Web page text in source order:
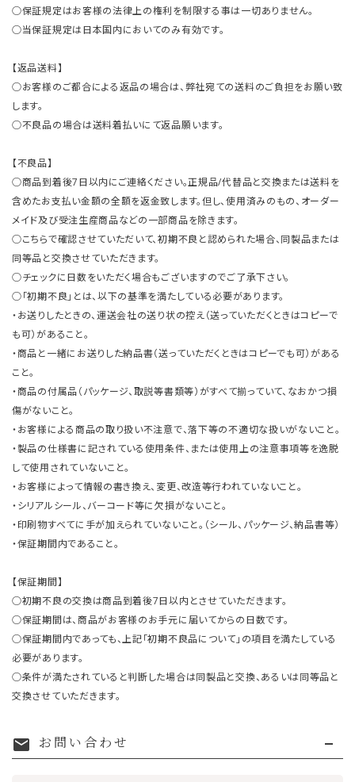
○保証規定はお客様の法律上の権利を制限する事は一切ありません。
○当保証規定は日本国内においてのみ有効です。
【返品送料】
○お客様のご都合による返品の場合は、弊社宛ての送料のご負担をお願い致
します。
○不良品の場合は送料着払いにて返品願います。
【不良品】
○商品到着後7日以内にご連絡ください。正規品/代替品と交換または送料を
含めたお支払い金額の全額を返金致します。但し、使用済みのもの、オーダー
メイド及び受注生産商品などの一部商品を除きます。
○こちらで確認させていただいて、初期不良と認められた場合、同製品または
同等品と交換させていただきます。
○チェックに日数をいただく場合もございますのでご了承下さい。
○「初期不良」とは、以下の基準を満たしている必要があります。
・お送りしたときの、運送会社の送り状の控え（送っていただくときはコピーで
も可）があること。
・商品と一緒にお送りした納品書（送っていただくときはコピーでも可）がある
こと。
・商品の付属品（パッケージ、取説等書類等）がすべて揃っていて、なおかつ損
傷がないこと。
・お客様による商品の取り扱い不注意で、落下等の不適切な扱いがないこと。
・製品の仕様書に記されている使用条件、または使用上の注意事項等を逸脱
して使用されていないこと。
・お客様によって情報の書き換え、変更、改造等行われていないこと。
・シリアルシール、バーコード等に欠損がないこと。
・印刷物すべてに手が加えられていないこと。（シール、パッケージ、納品書等）
・保証期間内であること。
【保証期間】
○初期不良の交換は商品到着後7日以内とさせていただきます。
○保証期間は、商品がお客様のお手元に届いてからの日数です。
○保証期間内であっても、上記「初期不良品について」の項目を満たしている
必要があります。
○条件が満たされていると判断した場合は同製品と交換、あるいは同等品と
交換させていただきます。
mail お問い合わせ